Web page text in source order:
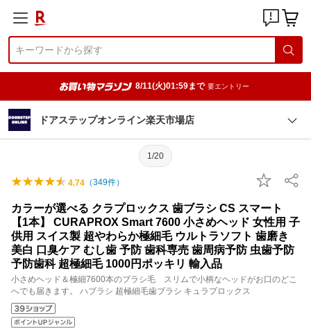
8/11(火)01:59まで 要エントリー
ドアステップオンライン楽天市場店
1/20
4.74 （349件）
カラーが選べる クラプロックス 歯ブラシ CS スマート
【1本】 CURAPROX Smart 7600 小さめヘッド 女性用 子
供用 スイス製 超やわらか極細毛 ウルトラソフト 歯磨き
美白 口臭ケア むし歯 予防 歯科専売 歯周病予防 虫歯予防
予防歯科 超極細毛 1000円ポッキリ 輸入品
小さめヘッド＆極細7600本のブラシ毛 スリムで小柄なヘッドがお口のどこ
へでも届きます。 ハブラシ 超極細毛歯ブラシ キュラプロックス